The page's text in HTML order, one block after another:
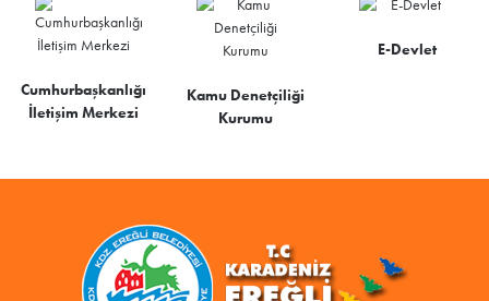
Cumhurbaşkanlığı
İletişim Merkezi
Kamu Denetçiliği
Kurumu
E-Devlet